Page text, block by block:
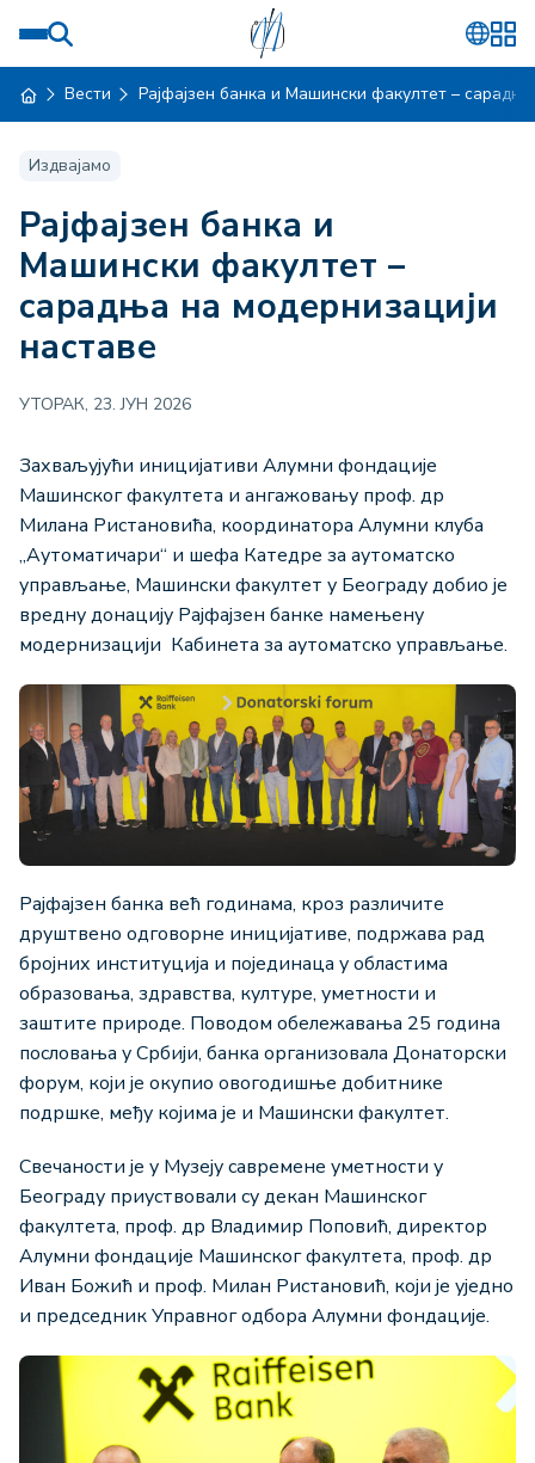
Вести Рајфајзен банка и Машински факултет –
Издвајамо
Рајфајзен банка и
Машински факултет –
сарадња на модернизацији
наставе
УТОРАК, 23. ЈУН 2026
Захваљујући иницијативи Алумни фондације
Машинског факултета и ангажовању проф. др
Милана Ристановића, координатора Алумни клуба
„Аутоматичари“ и шефа Катедре за аутоматско
управљање, Машински факултет у Београду добио је
вредну донацију Рајфајзен банке намењену
модернизацији Кабинета за аутоматско управљање.
Рајфајзен банка већ годинама, кроз различите
друштвено одговорне иницијативе, подржава рад
бројних институција и појединаца у областима
образовања, здравства, културе, уметности и
заштите природе. Поводом обележавања 25 година
пословања у Србији, банка организовала Донаторски
форум, који је окупио овогодишње добитнике
подршке, међу којима је и Машински факултет.
Свечаности је у Музеју савремене уметности у
Београду приуствовали су декан Машинског
факултета, проф. др Владимир Поповић, директор
Алумни фондације Машинског факултета, проф. др
Иван Божић и проф. Милан Ристановић, који је уједно
и председник Управног одбора Алумни фондације.